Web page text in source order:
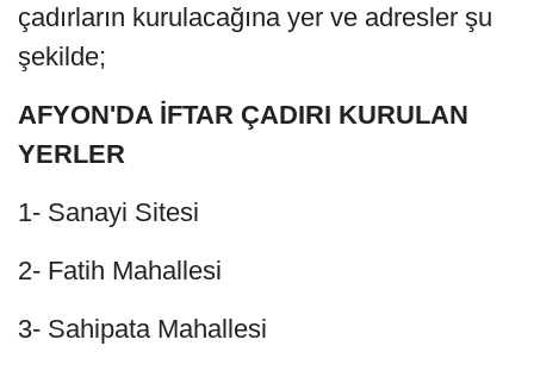
çadırların kurulacağına yer ve adresler şu
şekilde;
AFYON'DA İFTAR ÇADIRI KURULAN
YERLER
1- Sanayi Sitesi
2- Fatih Mahallesi
3- Sahipata Mahallesi